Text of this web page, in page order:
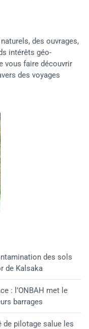
des ouvrages,
intérêts géo-
vous faire découvrir
des voyages
des sols
de Kalsaka
: l’ONBAH met le
barrages
de pilotage salue les